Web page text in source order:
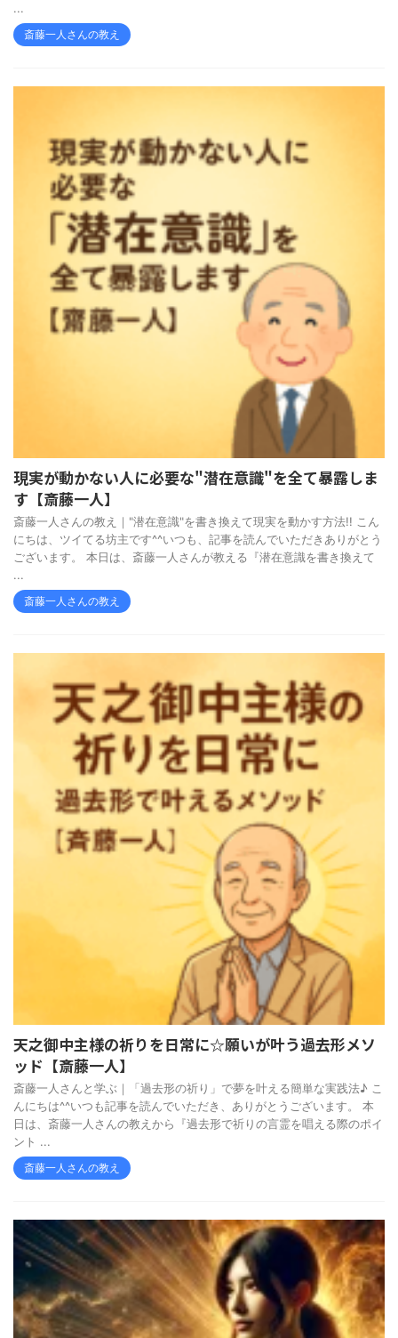
...
斎藤一人さんの教え
現実が動かない人に必要な"潜在意識"を全て暴露しま
す【斎藤一人】
斎藤一人さんの教え｜"潜在意識"を書き換えて現実を動かす方法!! こん
にちは、ツイてる坊主です^^いつも、記事を読んでいただきありがとう
ございます。 本日は、斎藤一人さんが教える『潜在意識を書き換えて
...
斎藤一人さんの教え
天之御中主様の祈りを日常に☆願いが叶う過去形メソ
ッド【斎藤一人】
斎藤一人さんと学ぶ｜「過去形の祈り」で夢を叶える簡単な実践法♪ こ
んにちは^^いつも記事を読んでいただき、ありがとうございます。 本
日は、斎藤一人さんの教えから『過去形で祈りの言霊を唱える際のポイ
ント ...
斎藤一人さんの教え